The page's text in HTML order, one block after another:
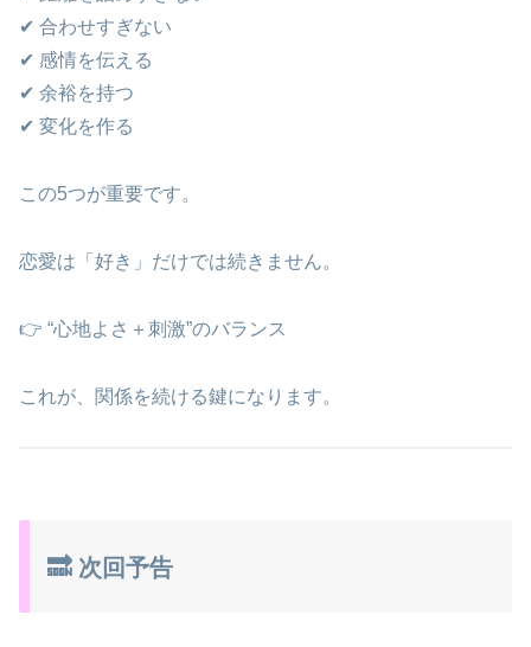
✔ 合わせすぎない
✔ 感情を伝える
✔ 余裕を持つ
✔ 変化を作る
この5つが重要です。
恋愛は「好き」だけでは続きません。
👉 “心地よさ＋刺激”のバランス
これが、関係を続ける鍵になります。
🔜 次回予告